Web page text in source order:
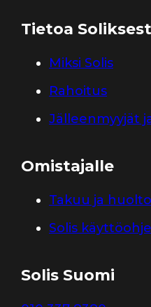
Tietoa
Miksi Solis
Rahoitus
Jälleenmyyjät
Omistajalle
Takuu ja huolto
Solis
Solis Suomi